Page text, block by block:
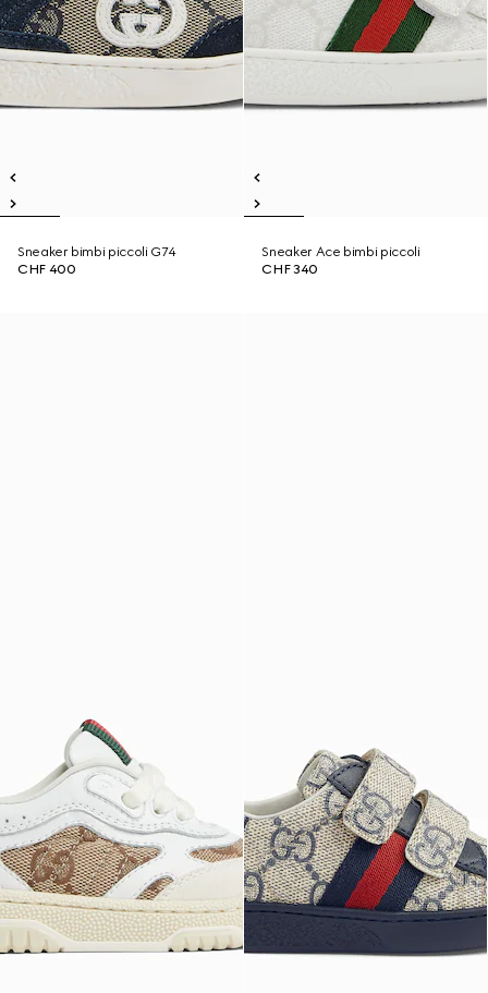
Sneaker bimbi piccoli G74
CHF 400
Sneaker Ace bimbi piccoli
CHF 340